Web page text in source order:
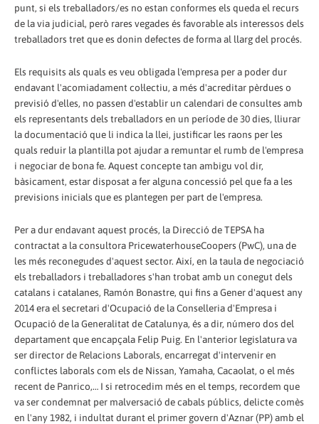
punt, si els treballadors/es no estan conformes els queda el recurs
de la via judicial, però rares vegades és favorable als interessos dels
treballadors tret que es donin defectes de forma al llarg del procés.
Els requisits als quals es veu obligada l'empresa per a poder dur
endavant l'acomiadament col·lectiu, a més d'acreditar pèrdues o
previsió d'elles, no passen d'establir un calendari de consultes amb
els representants dels treballadors en un període de 30 dies, lliurar
la documentació que li indica la llei, justificar les raons per les
quals reduir la plantilla pot ajudar a remuntar el rumb de l'empresa
i negociar de bona fe. Aquest concepte tan ambigu vol dir,
bàsicament, estar disposat a fer alguna concessió pel que fa a les
previsions inicials que es plantegen per part de l'empresa.
Per a dur endavant aquest procés, la Direcció de TEPSA ha
contractat a la consultora PricewaterhouseCoopers (PwC), una de
les més reconegudes d'aquest sector. Així, en la taula de negociació
els treballadors i treballadores s'han trobat amb un conegut dels
catalans i catalanes, Ramón Bonastre, qui fins a Gener d'aquest any
2014 era el secretari d'Ocupació de la Conselleria d'Empresa i
Ocupació de la Generalitat de Catalunya, és a dir, número dos del
departament que encapçala Felip Puig. En l'anterior legislatura va
ser director de Relacions Laborals, encarregat d'intervenir en
conflictes laborals com els de Nissan, Yamaha, Cacaolat, o el més
recent de Panrico,… I si retrocedim més en el temps, recordem que
va ser condemnat per malversació de cabals públics, delicte comès
en l'any 1982, i indultat durant el primer govern d'Aznar (PP) amb el